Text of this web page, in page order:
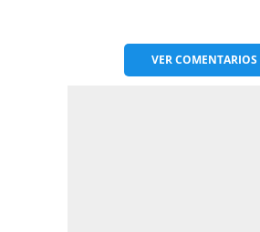
VERCOMENTARIOS